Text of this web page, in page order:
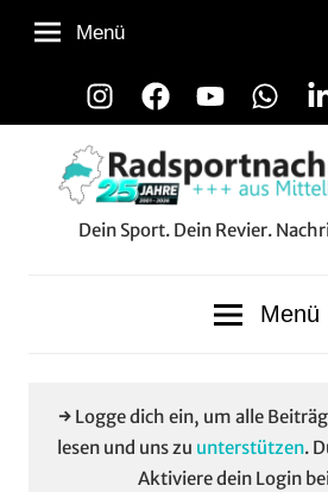
Zum
Inhalt
InstagramFacebookYouTube
Menü
Dein Sport. Dein Revier.
Menü
→ Logge dich ein, um alle
lesen und uns zu unterstützen.
Aktiviere dein Login